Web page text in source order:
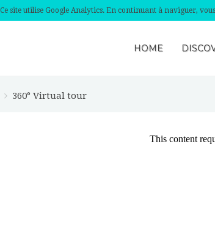
Ce site utilise Google Analytics. En continuant à naviguer,
HOME
360° Virtual tour